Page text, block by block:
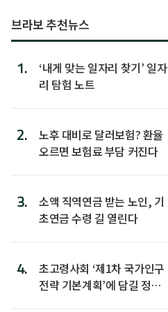
브라보 추천뉴스
1.
‘내게 맞는 일자리 찾기’ 일자
리 탐험 노트
2.
노후 대비로 달러보험? 환율
오르면 보험료 부담 커진다
3.
소액 직역연금 받는 노인, 기
초연금 수령 길 열린다
4.
초고령사회 ‘제1차 국가인구
전략 기본계획’에 담길 정책